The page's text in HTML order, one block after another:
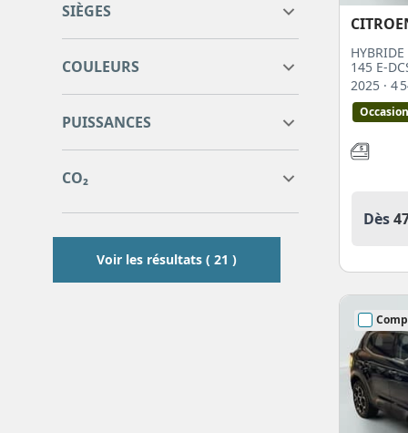
SIÈGES
5 sièges 21
COULEURS
PUISSANCES
CO₂
Voir les résultats ( 21 )
145 E-
2025 · 4
Occasion
Dès